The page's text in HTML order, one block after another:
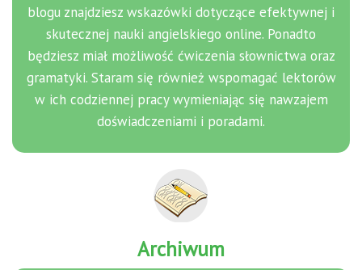
blogu znajdziesz wskazówki dotyczące efektywnej i
skutecznej nauki angielskiego online. Ponadto
będziesz miał możliwość ćwiczenia słownictwa oraz
gramatyki. Staram się również wspomagać lektorów
w ich codziennej pracy wymieniając się nawzajem
doświadczeniami i poradami.
Archiwum